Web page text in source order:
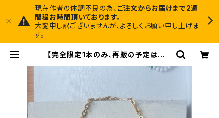
現在作者の体調不良の為、 ご注文からお届けまで2週
間程お時間頂いております。
大変申し訳ございませんが、よろしくお願い申し上げま
す。
【完全限定1本のみ、再販の予定はあり
ネックレス | Midnight Art Facto